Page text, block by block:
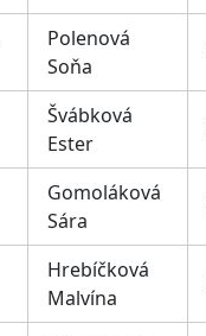
Polenová
Soňa
Švábková
Ester
Gomoláková
Sára
Hrebíčková
Malvína